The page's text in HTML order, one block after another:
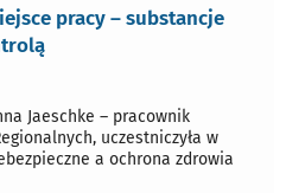
pracy – substancje
Jaeschke – pracownik
uczestniczyła w
a ochrona zdrowia